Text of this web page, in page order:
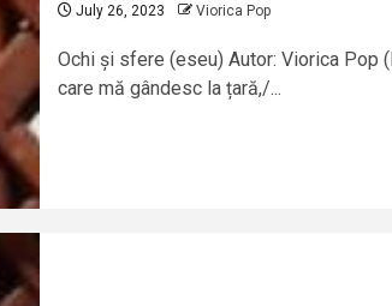
July 26, 2023 Viorica Pop
Ochi și sfere (eseu) Autor: Viorica Pop
care mă gândesc la țară,/...